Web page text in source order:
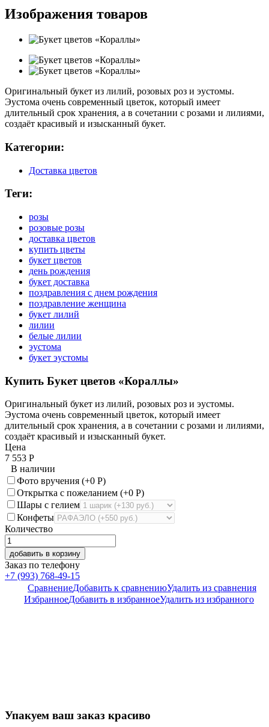
Изображения товаров
Оригинальный букет из лилий, розовых роз и эустомы.
Эустома очень современный цветок, который имеет
длительный срок хранения, а в сочетании с розами и лилиями,
создаёт красивый и изысканный букет.
Категории:
Доставка цветов
Теги:
розы
розовые розы
доставка цветов
купить цветы
букет цветов
день рождения
букет доставка
поздравления с днем рождения
поздравление женщина
букет лилий
лилии
белые лилии
эустома
букет эустомы
Купить Букет цветов «Кораллы»
Оригинальный букет из лилий, розовых роз и эустомы.
Эустома очень современный цветок, который имеет
длительный срок хранения, а в сочетании с розами и лилиями,
создаёт красивый и изысканный букет.
Цена
7 553 Р
В наличии
Фото вручения (+0 Р)
Открытка с пожеланием (+0 Р)
Шары с гелием
Конфеты
Количество
добавить в корзину
Заказ по телефону
+7 (993) 768-49-15
СравнениеДобавить к сравнениюУдалить из сравнения
ИзбранноеДобавить в избранноеУдалить из избранного
Упакуем ваш заказ красиво